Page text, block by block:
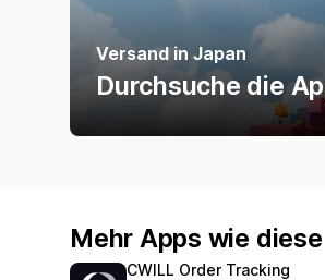
Versand in Japan
Durchsuche die
Mehr Apps wie diese
CWILL Order Tracking